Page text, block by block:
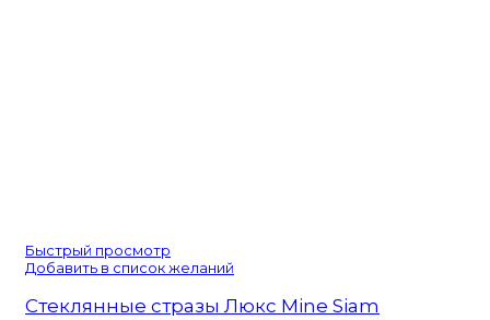
Быстрый просмотр
Добавить в список желаний
Стеклянные стразы Люкс Mine Siam